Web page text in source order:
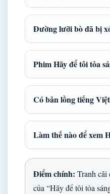
Đường lưỡi bò đã bị
Phim Hãy để tôi tỏa
Có bản lồng tiếng
Làm thế nào để xem
Điểm chính: Tranh cãi
của “Hãy để tôi tỏa